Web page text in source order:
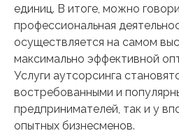
единиц. В итоге, можно
профессиональная
осуществляется на самом
максимально эффективной
Услуги аутсорсинга
востребованными и
предпринимателей, так и у
опытных бизнесменов.